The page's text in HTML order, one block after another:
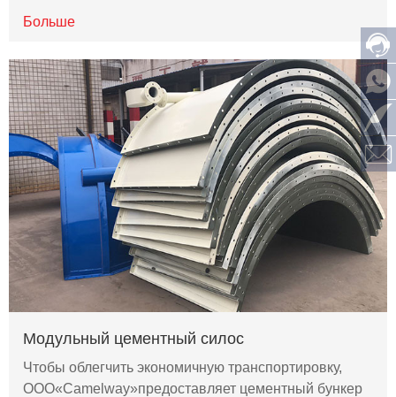
Больше
Модульный цементный силос
Чтобы облегчить экономичную транспортировку,
ООО«Camelway»предоставляет цементный бункер